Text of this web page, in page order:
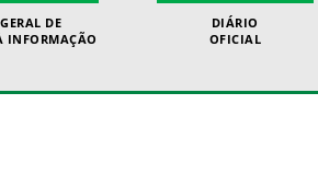
DE
INFORMAÇÃO
DIÁRIO
OFICIAL